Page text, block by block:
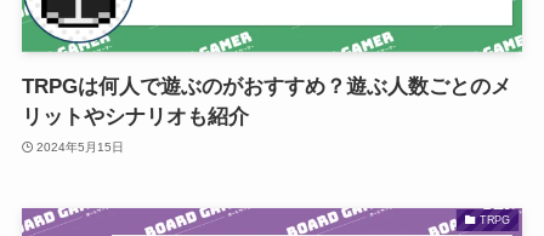
TRPGは何人で遊ぶのがおすすめ？遊ぶ人数ごとのメ
リットやシナリオも紹介
2024年5月15日
TRPG